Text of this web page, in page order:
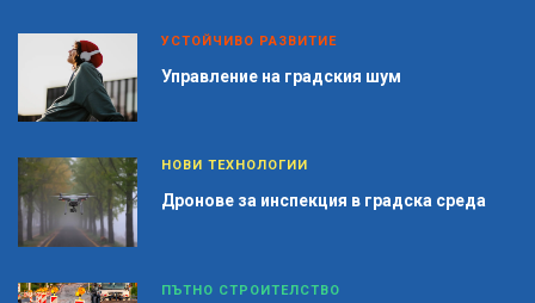
УСТОЙЧИВО РАЗВИТИЕ
Управление на градския шум
НОВИ ТЕХНОЛОГИИ
Дронове за инспекция в градска среда
ПЪТНО СТРОИТЕЛСТВО